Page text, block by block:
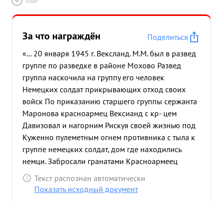
За что награждён
Поделиться
«... 20 января 1945 г. Вексланд. М.М. был в развед
группе по разведке в районе Мохово Развед
группа наскочила на группу его человек
Немецких солдат прикрывающих отход своих
войск По приказанию старшего группы сержанта
Маронова красноармец Вексианд с кр- цем
Давизовал и нагорним Рискуя своей жизнью под
Куженно пулеметным огнем противника с тыла к
группе немецких солдат, дом где находились
немци. Забросали гранатами Красноармеец
Вексланд первым вскочил в дол в упор Застрелил
двух немецких солдат, а двух немцев взял в плен.
Текст распознан автоматически
Показать исходный документ